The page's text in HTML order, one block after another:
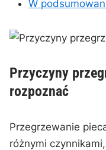
W
Przyczyny
rozpoznać
Przegrzewanie
różnymi